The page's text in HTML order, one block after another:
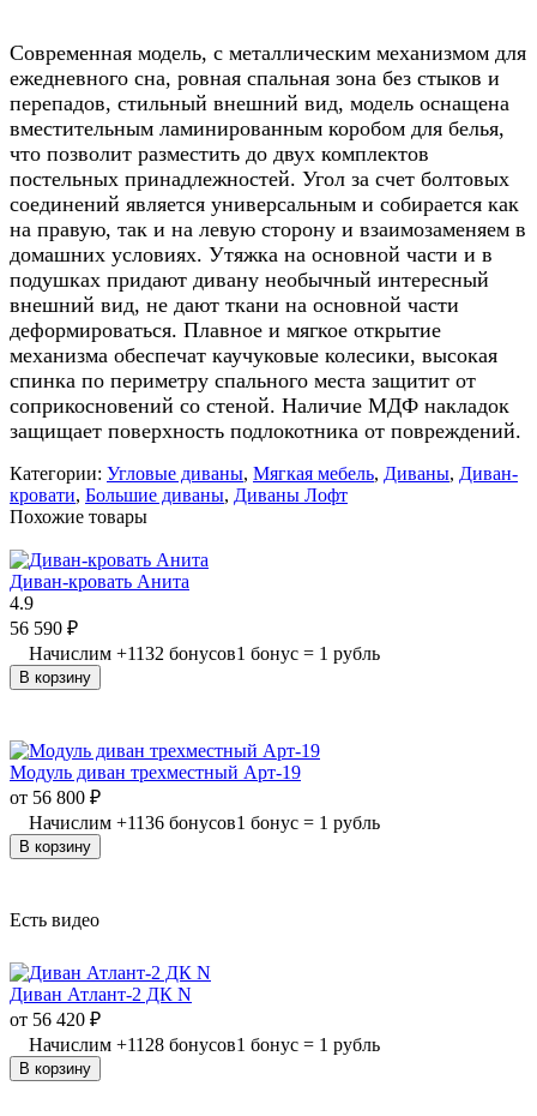
Современная модель, с металлическим механизмом для
ежедневного сна, ровная спальная зона без стыков и
перепадов, стильный внешний вид, модель оснащена
вместительным ламинированным коробом для белья,
что позволит разместить до двух комплектов
постельных принадлежностей. Угол за счет болтовых
соединений является универсальным и собирается как
на правую, так и на левую сторону и взаимозаменяем в
домашних условиях. Утяжка на основной части и в
подушках придают дивану необычный интересный
внешний вид, не дают ткани на основной части
деформироваться. Плавное и мягкое открытие
механизма обеспечат каучуковые колесики, высокая
спинка по периметру спального места защитит от
соприкосновений со стеной. Наличие МДФ накладок
защищает поверхность подлокотника от повреждений.
Категории: Угловые диваны, Мягкая мебель, Диваны, Диван-
кровати, Большие диваны, Диваны Лофт
Похожие товары
Диван-кровать Анита
4.9
56 590 ₽
Начислим +1132 бонусов1 бонус = 1 рубль
В корзину
Модуль диван трехместный Арт-19
от 56 800 ₽
Начислим +1136 бонусов1 бонус = 1 рубль
В корзину
Есть видео
Диван Атлант-2 ДК N
от 56 420 ₽
Начислим +1128 бонусов1 бонус = 1 рубль
В корзину